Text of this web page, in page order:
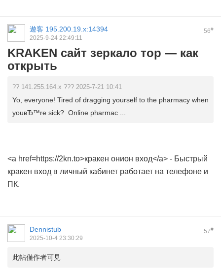
56#
遊客 195.200.19.x:14394
2025-9-24 22:49:11
KRAKEN сайт зеркало тор — как
открыть
?? 141.255.164.x ??? 2025-7-21 10:41
Yo, everyone! Tired of dragging yourself to the pharmacy when
youвЂ™re sick? Online pharmac ...
<a href=https://2kn.to>кракен онион вход</a> - Быстрый
кракен вход в личный кабинет работает на телефоне и
ПК.
57#
Dennistub
2025-10-4 23:30:29
此帖僅作者可見